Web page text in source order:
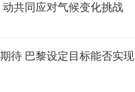
动共同应对气候变化挑战
待 巴黎设定目标能否实现